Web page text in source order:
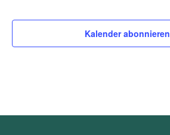
Kalender abonnieren